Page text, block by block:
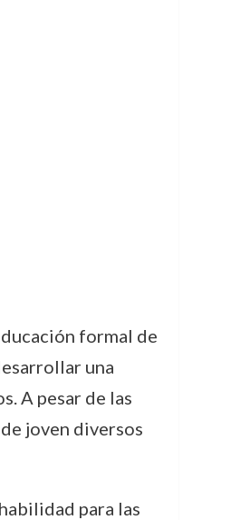
formal de
una
A pesar de las
joven diversos
para las